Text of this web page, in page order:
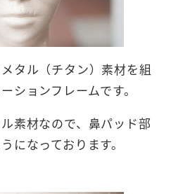
タル（チタン）素材を組
ションフレームです。
素材なので、鼻パッド部
になっております。